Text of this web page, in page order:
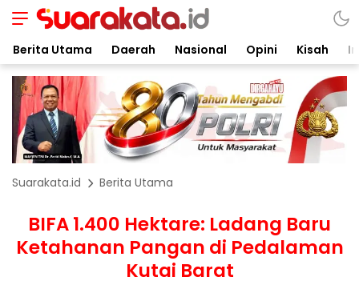
Berita Utama Daerah Nasional Opini Kisah
Suarakata.id Berita Utama
BIFA 1.400 Hektare: Ladang Baru
Ketahanan Pangan di Pedalaman
Kutai Barat